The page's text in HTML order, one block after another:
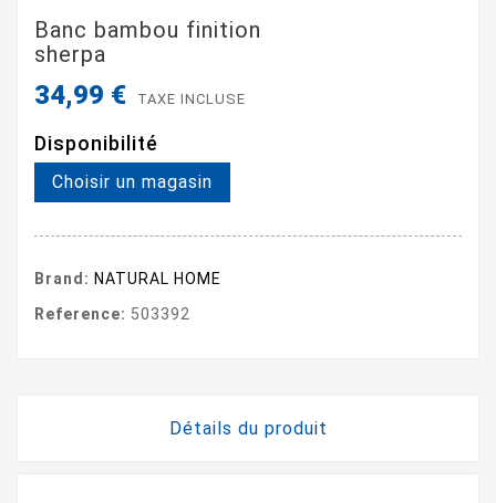
Banc bambou finition
sherpa
34,99 € TAXE INCLUSE
Disponibilité
Choisir un magasin
Brand: NATURAL HOME
Reference: 503392
Détails du produit